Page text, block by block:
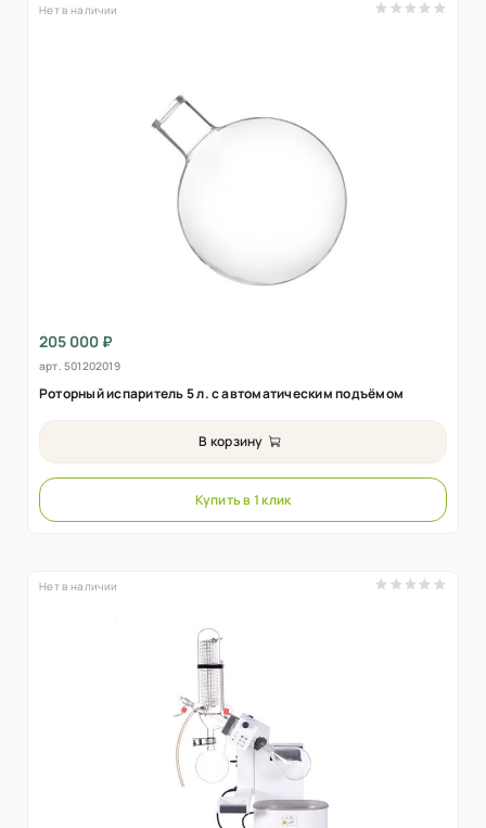
Нет в наличии
205 000 ₽
арт. 501202019
Роторный испаритель 5 л. с автоматическим подъёмом
В корзину
Купить в 1 клик
Нет в наличии